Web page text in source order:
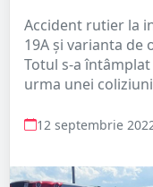
Accident rutier la
19A și varianta de
Totul s-a
urma unei
12 septembrie